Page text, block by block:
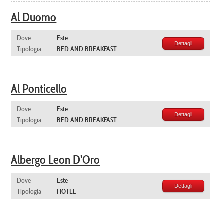
Al Duomo
Dove
Este
Tipologia
BED AND BREAKFAST
Dettagli
Al Ponticello
Dove
Este
Tipologia
BED AND BREAKFAST
Dettagli
Albergo Leon D'Oro
Dove
Este
Tipologia
HOTEL
Dettagli